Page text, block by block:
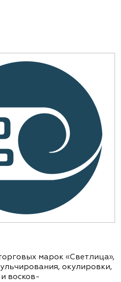
марок «Светлица»,
окулировки,
восков-